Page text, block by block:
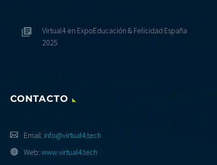
Virtual4 en ExpoEducación & Felicidad España
2025
CONTACTO
Email: info@virtual4.tech
Web: www.virtual4.tech